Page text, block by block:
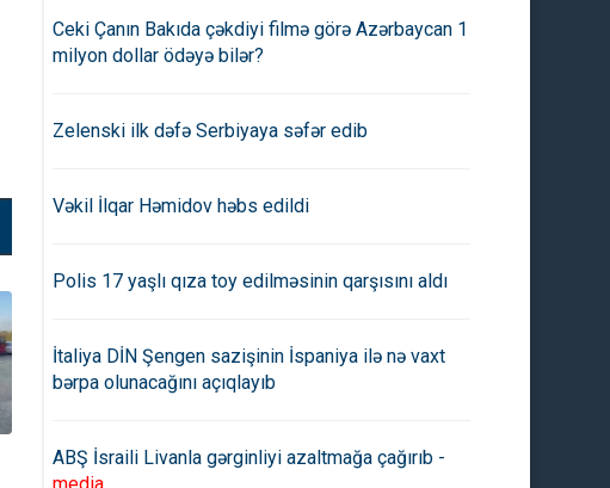
Azərbaycan vasitəsilə
Həbs edilən vəkilin yeznəsi
Ceki Çanın Bakıda çəkdiyi filmə görə Azərbaycan 1
milyon dollar ödəyə bilər?
Zelenski ilk dəfə Serbiyaya səfər edib
Vəkil İlqar Həmidov həbs edildi
Polis 17 yaşlı qıza toy edilməsinin qarşısını aldı
İtaliya DİN Şengen sazişinin İspaniya ilə nə vaxt
bərpa olunacağını açıqlayıb
ABŞ İsraili Livanla gərginliyi azaltmağa çağırıb -